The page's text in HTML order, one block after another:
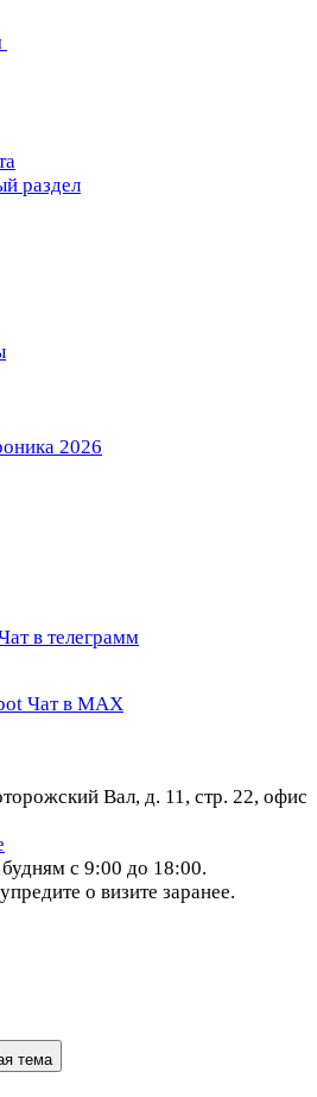
раздел
2026
в телеграмм
Чат в МАХ
Вал, д. 11, стр. 22, офис
с 9:00 до 18:00.
о визите заранее.
тема